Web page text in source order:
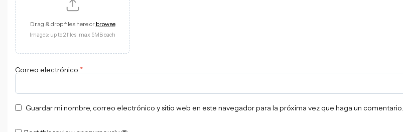
Drag & drop files here or browse
Images: up to 2 files, max 5MB each
Correo electrónico *
Guardar mi nombre, correo electrónico y sitio web en este navegador para la próxima vez que haga un comentario.